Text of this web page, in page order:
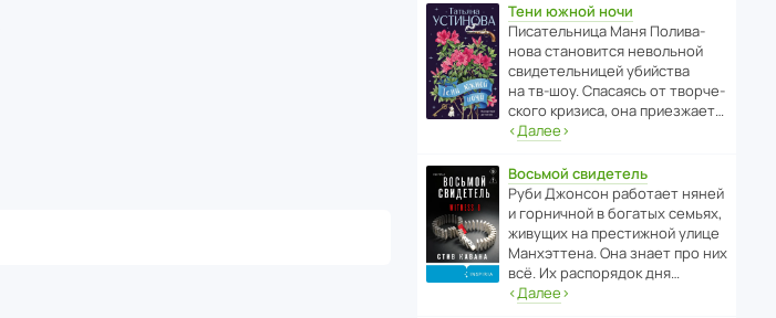
Тени южной ночи
Писа­тель­ница Маня Поли­ва­
нова стано­вится невольной
свиде­тель­ницей убийства
на тв-шоу. Спасаясь от твор­че­
с­кого кризиса, она приезжает…
‹Далее›
Восьмой свидетель
Руби Джонсон рабо­тает няней
и горни­чной в богатых семьях,
живущих на прес­ти­жной улице
Манх­эт­тена. Она знает про них
всё. Их распо­рядок дня…
‹Далее›